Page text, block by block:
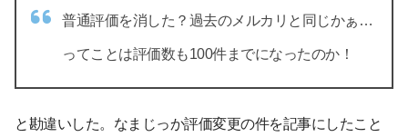
普通評価を消した？過去のメルカリと同じかぁ…
ってことは評価数も100件までになったのか！
と勘違いした。なまじっか評価変更の件を記事にしたこと